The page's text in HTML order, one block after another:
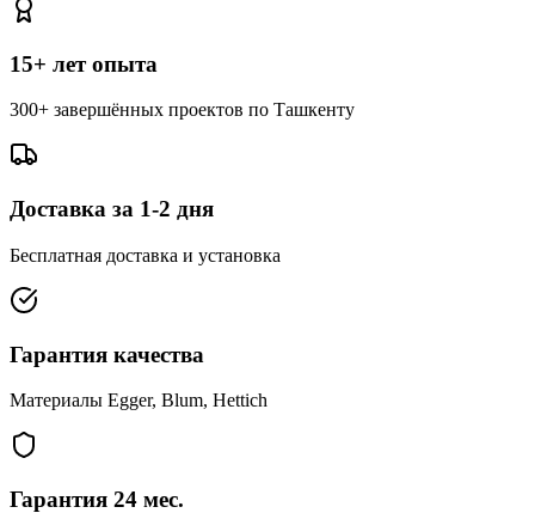
15+ лет опыта
300+ завершённых проектов по Ташкенту
Доставка за 1-2 дня
Бесплатная доставка и установка
Гарантия качества
Материалы Egger, Blum, Hettich
Гарантия 24 мес.